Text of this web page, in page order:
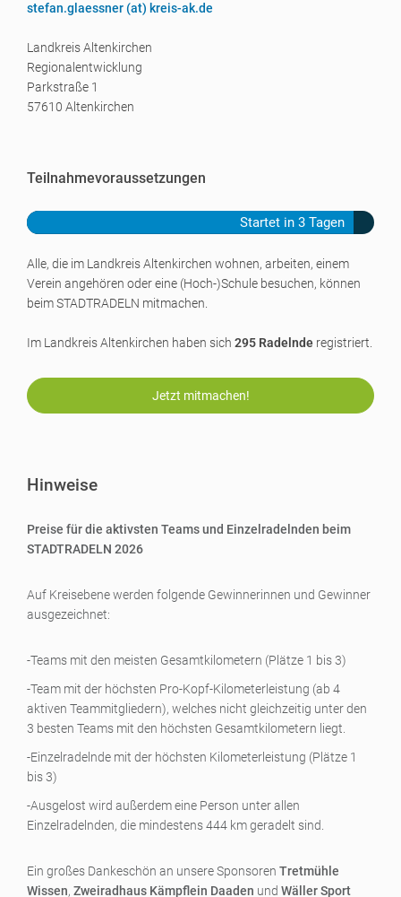
stefan.glaessner (at) kreis-ak.de
Landkreis Altenkirchen
Regionalentwicklung
Parkstraße 1
57610 Altenkirchen
Teilnahmevoraussetzungen
Startet in 3 Tagen
Alle, die im Landkreis Altenkirchen wohnen, arbeiten, einem
Verein angehören oder eine (Hoch-)Schule besuchen, können
beim STADTRADELN mitmachen.
Im Landkreis Altenkirchen haben sich 295 Radelnde registriert.
Jetzt mitmachen!
Hinweise
Preise für die aktivsten Teams und Einzelradelnden beim
STADTRADELN 2026
Auf Kreisebene werden folgende Gewinnerinnen und Gewinner
ausgezeichnet:
-Teams mit den meisten Gesamtkilometern (Plätze 1 bis 3)
-Team mit der höchsten Pro-Kopf-Kilometerleistung (ab 4
aktiven Teammitgliedern), welches nicht gleichzeitig unter den
3 besten Teams mit den höchsten Gesamtkilometern liegt.
-Einzelradelnde mit der höchsten Kilometerleistung (Plätze 1
bis 3)
-Ausgelost wird außerdem eine Person unter allen
Einzelradelnden, die mindestens 444 km geradelt sind.
Ein großes Dankeschön an unsere Sponsoren Tretmühle
Wissen, Zweiradhaus Kämpflein Daaden und Wäller Sport